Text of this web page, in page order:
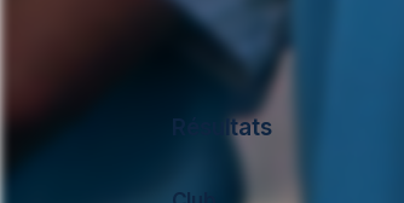
Résultats